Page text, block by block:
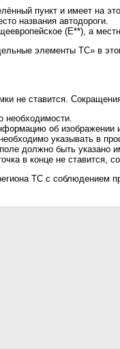
пункт и имеет на
названия автодороги.
(Е**), а
элементы ТС» в
не ставится.
необходимости.
об
указывать в
должно быть указано
в конце не ставится,
ТС с соблюдением